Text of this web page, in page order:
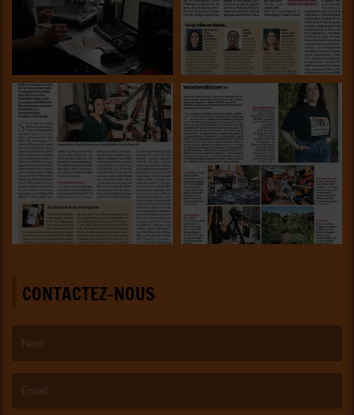
CONTACTEZ-NOUS